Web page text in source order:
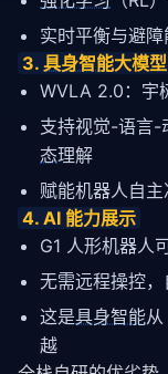
实时平衡与避障
3. 具身智能大模型
WVLA 2.0：宇
支持视觉-语言-
态理解
赋能机器人自主
4. AI 能力展示
G1 人形机器人
无需远程操控
这是具身智能
越